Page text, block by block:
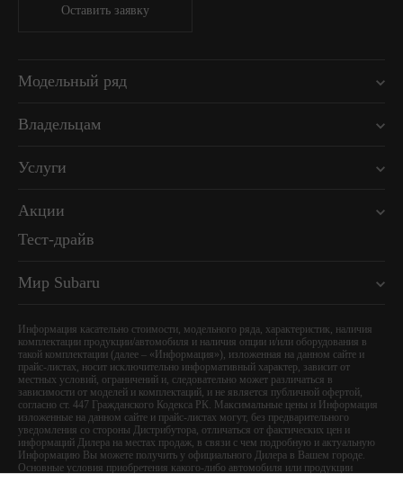
Оставить заявку
Модельный ряд
Владельцам
Услуги
Акции
Тест-драйв
Мир Subaru
Информация касательно стоимости, модельного ряда, характеристик, наличия
комплектации продукции/автомобиля и наличия опции и/или оборудования в
такой комплектации (далее – «Информация»), изложенная на данном сайте и
прайс-листах, носит исключительно информативный характер, зависит от
местных условий, ограничений и, следовательно может различаться в
зависимости от моделей и комплектаций, и не является публичной офертой,
согласно ст. 447 Гражданского Кодекса РК. Максимальные цены и Информация
изложенные на данном сайте и прайс-листах могут, без предварительного
уведомления со стороны Дистрибутора, отличаться от фактических цен и
информаций Дилера на местах продаж, в связи с чем подробную и актуальную
Информацию Вы можете получить у официального Дилера в Вашем городе.
Основные условия приобретения какого-либо автомобиля или продукции